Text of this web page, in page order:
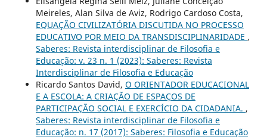
Meireles, Alan Silva de Aviz, Rodrigo Cardoso Costa,
EQUAÇÃO CIVILIZATÓRIA DISCUTIDA NO PROCESSO
EDUCATIVO POR MEIO DA TRANSDISCIPLINARIDADE ,
Saberes: Revista interdisciplinar de Filosofia e
Educação: v. 23 n. 1 (2023): Saberes: Revista
Interdisciplinar de Filosofia e Educação
Ricardo Santos David, O ORIENTADOR EDUCACIONAL
E A ESCOLA: A CRIAÇÃO DE ESPAÇOS DE
PARTICIPAÇÃO SOCIAL E EXERCÍCIO DA CIDADANIA. ,
Saberes: Revista interdisciplinar de Filosofia e
Educação: n. 17 (2017): Saberes: Filosofia e Educação